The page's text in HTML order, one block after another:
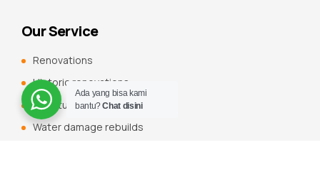
Our Service
Renovations
Historic renovations
Constuction additions
Water damage rebuilds
Ada yang bisa kami
bantu?Chat disini